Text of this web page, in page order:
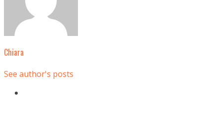
Chiara
See author's posts